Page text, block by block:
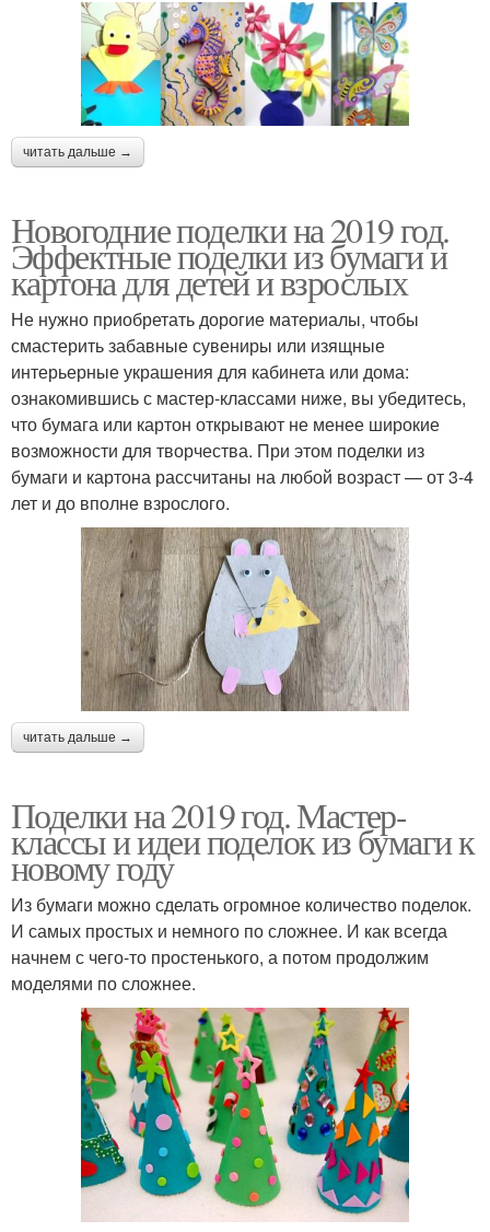
читать дальше →
Новогодние поделки на 2019 год.
Эффектные поделки из бумаги и
картона для детей и взрослых
Не нужно приобретать дорогие материалы, чтобы
смастерить забавные сувениры или изящные
интерьерные украшения для кабинета или дома:
ознакомившись с мастер-классами ниже, вы убедитесь,
что бумага или картон открывают не менее широкие
возможности для творчества. При этом поделки из
бумаги и картона рассчитаны на любой возраст — от 3-4
лет и до вполне взрослого.
читать дальше →
Поделки на 2019 год. Мастер-
классы и идеи поделок из бумаги к
новому году
Из бумаги можно сделать огромное количество поделок.
И самых простых и немного по сложнее. И как всегда
начнем с чего-то простенького, а потом продолжим
моделями по сложнее.